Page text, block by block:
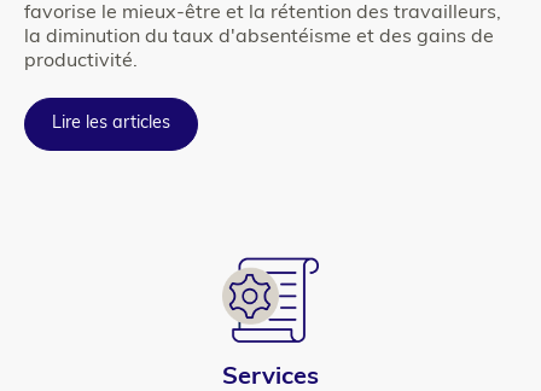
favorise le mieux-être et la rétention des travailleurs,
la diminution du taux d'absentéisme et des gains de
productivité.
Lire les articles
Services